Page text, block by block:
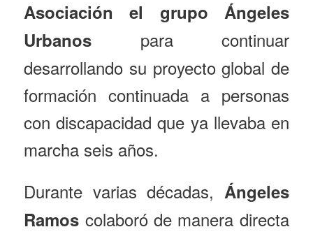
Asociación el grupo
Ángeles
Urbanos para continuar
desarrollando su proyecto global de
formación continuada a personas
con discapacidad que ya llevaba en
marcha seis años.
Durante varias décadas, Ángeles
Ramos colaboró de manera directa